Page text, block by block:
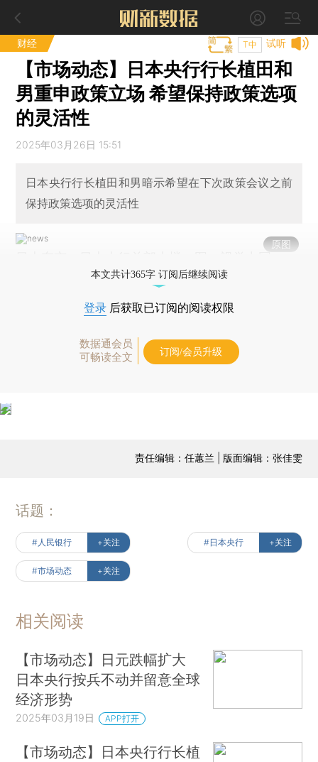
财经 试听
T中
【市场动态】日本央行行长植田和
男重申政策立场 希望保持政策选项
的灵活性
2025年03月26日 15:51
日本央行行长植田和男暗示希望在下次政策会议之前
保持政策选项的灵活性
原图
本文共计365字 订阅后继续阅读
登录 后获取已订阅的阅读权限
数据通会员
可畅读全文
订阅/会员升级
责任编辑：任蕙兰 | 版面编辑：张佳雯
话题：
#人民银行 +关注 #日本央行 +关注
#市场动态 +关注
相关阅读
【市场动态】日元跌幅扩大
日本央行按兵不动并留意全球
经济形势
2025年03月19日 APP打开
【市场动态】日本央行行长植